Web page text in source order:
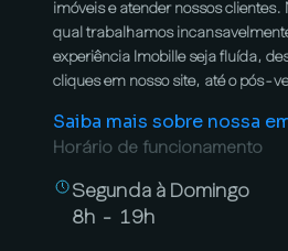
imóveis e atender nossos clientes.
qual trabalhamos
experiência Imobille seja fluída,
cliques em nosso site, até o pós-
Saiba mais sobre nossa
Horário de funcionamento
Segunda à Domingo
8h - 19h